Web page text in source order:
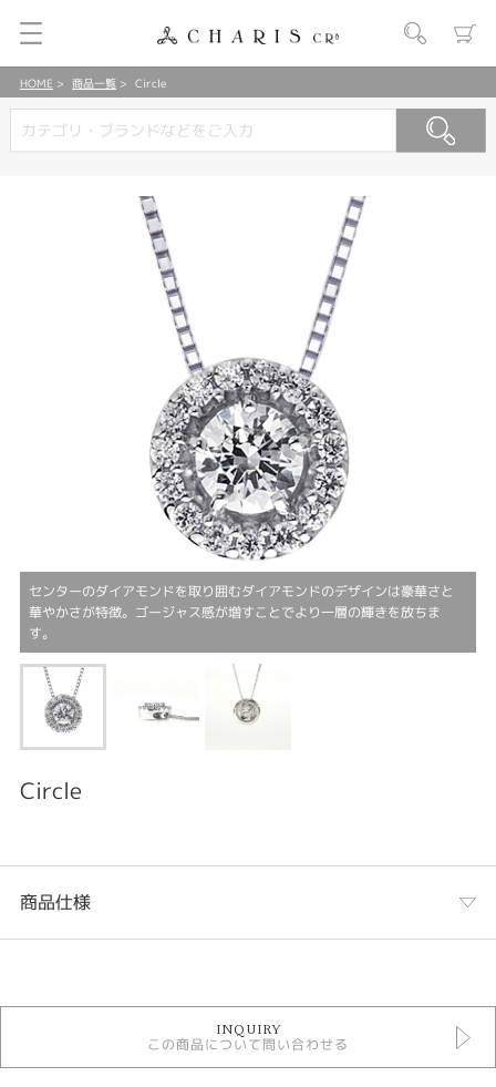
HOME 商品一覧 Circle
センターのダイアモンドを取り囲むダイアモンドのデザインは豪華さと
華やかさが特徴。ゴージャス感が増すことでより一層の輝きを放ちま
す。
Circle
商品仕様
婚約ネックレス
紹介文
INQUIRY
この商品について問い合わせる